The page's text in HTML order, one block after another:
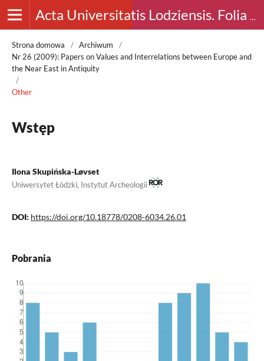
Acta Universitatis Lodziensis. Folia Archaeologica
Strona domowa / Archiwum
/
Nr 26 (2009): Papers on Values and Interrelations between Europe and
the Near East in Antiquity
/
Other
Wstęp
Ilona Skupińska-Løvset
Uniwersytet Łódzki, Instytut Archeologii
DOI: https://doi.org/10.18778/0208-6034.26.01
Pobrania